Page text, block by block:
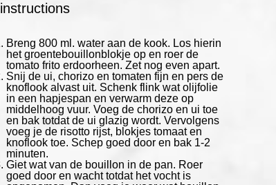
instructions
Breng 800 ml. water aan de kook. Los hierin
het groentebouillonblokje op en roer de
tomato frito erdoorheen. Zet nog even apart.
Snij de ui, chorizo en tomaten fijn en pers de
knoflook alvast uit. Schenk flink wat olijfolie
in een hapjespan en verwarm deze op
middelhoog vuur. Voeg de chorizo en ui toe
en bak totdat de ui glazig wordt. Vervolgens
voeg je de risotto rijst, blokjes tomaat en
knoflook toe. Schep goed door en bak 1-2
minuten.
Giet wat van de bouillon in de pan. Roer
goed door en wacht totdat het vocht is